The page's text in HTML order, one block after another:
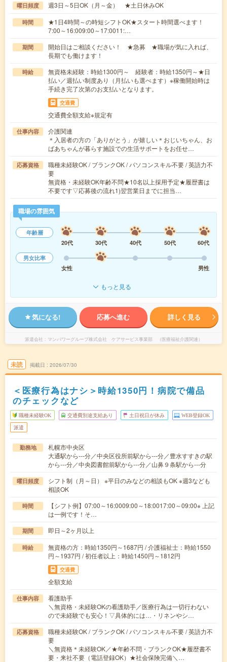
曜日頻度 週3日～5日OK（月～金） ★土日休みOK
時間
★1日4時間～の時短シフトOK★スタート時間選べます！
7:00～16:009:00～17:0011:…
期間
開始日はご相談ください！ ★急募 ★職場が気に入れば、
長期でも働けます！
時給
無資格未経験：時給1300円～ 経験者：時給1350円～★日
払い／週払い制度あり（月払いも選べます）※稼働開始時は
手続き完了次第のお支払いとなります。
交通費
交通費全額支給※規定有
仕事内容
介護関連
＊入居者の方の「ありがとう」が嬉しい＊おじいちゃん、お
ばあちゃんが暮らす施設での生活サポートをお任せ…
応募資格
職種未経験OK / ブランクOK / パソコンスキル不要 / 英語力不
要
無資格・未経験OK年齢不問★10名以上採用予定★履歴書は
不要です▽応募後の流れ1)翌営業日までに担当…
職場の雰囲気
年齢層
20代
30代 40代 50代
60代
男女比率
女性
男性
もっと見る
気になる! 応募へ進む 詳しく見る
派遣会社 マンパワーグループ株式会社 ケアサービス事業部 （医療福祉介護関連）
未読 掲載日 2026/07/30
＜医療行為はナシ＞時給1350円！病院で備品
のチェックなど
職種未経験OK 交通費別途支給あり 土日祝日が休み WEB登録OK
派遣
勤務地
札幌市中央区
大通駅から---分／中央区役所前駅から---分／豊水すすきの駅
から---分／中央図書館前駅から---分／山鼻９条駅から---分
曜日頻度
シフト制（月～日） ※平日のみなどの相談もOK ※週3なども
相談OK
時間
【シフト例】07:00～16:0009:00～18:0017:00～09:00※ 上記
は一例です！そ…
期間 即日～2ヶ月以上
時給
無資格の方：時給1350円～1687円 / 介護福祉士：時給1550
円～1937円 / 初任者以上：時給1450円～1812円
交通費
全額支給
仕事内容
看護助手
＼無資格・未経験OKの看護助手／医療行為は一切行わない
ので未経験でも安心！▽具体的には…・リネンやシ…
応募資格
職種未経験OK / ブランクOK / パソコンスキル不要 / 英語力不
要
＼無資格＊未経験OK／★年齢不問・ブランクOK★履歴書不
要・来社不要（電話登録OK）★社会保険完備＼…